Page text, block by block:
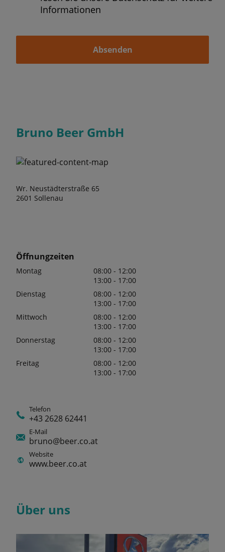
Informationen
Absenden
Bruno Beer GmbH
Wr. Neustädterstraße 65
2601 Sollenau
Öffnungzeiten
Montag
08:00 - 12:00
13:00 - 17:00
Dienstag
08:00 - 12:00
13:00 - 17:00
Mittwoch
08:00 - 12:00
13:00 - 17:00
Donnerstag
08:00 - 12:00
13:00 - 17:00
Freitag
08:00 - 12:00
13:00 - 17:00
Telefon
+43 2628 62441
E-Mail
bruno@beer.co.at
Website
www.beer.co.at
Über uns